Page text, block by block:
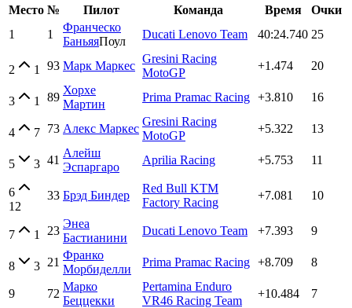
Место № Пилот Команда Время
Очки
1
1
Франческо
БаньяяПоул
Ducati Lenovo Team 40:24.740 25
2 1 93 Марк Маркес
Gresini Racing
MotoGP
+1.474 20
3 1 89
Хорхе
Мартин
Prima Pramac Racing +3.810 16
4 7 73 Алекс Маркес
Gresini Racing
MotoGP
+5.322 13
5 3 41
Алейш
Эспаргаро
Aprilia Racing +5.753 11
6
12
33 Брэд Биндер
Red Bull KTM
Factory Racing
+7.081 10
7 1 23
Энеа
Бастианини
Ducati Lenovo Team +7.393 9
8 3 21
Франко
Морбиделли
Prima Pramac Racing +8.709 8
9 72
Марко
Беццекки
Pertamina Enduro
VR46 Racing Team
+10.484 7